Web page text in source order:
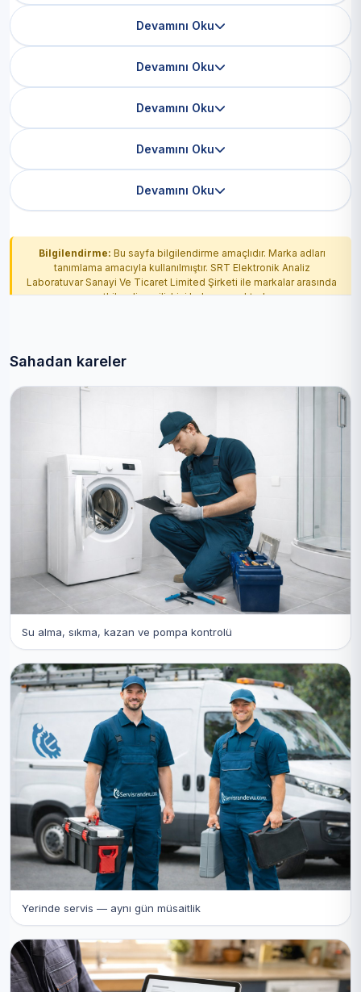
Devamını Oku
Devamını Oku
Devamını Oku
Devamını Oku
Devamını Oku
Bilgilendirme: Bu sayfa bilgilendirme amaçlıdır. Marka adları
tanımlama amacıyla kullanılmıştır. SRT Elektronik Analiz
Laboratuvar Sanayi Ve Ticaret Limited Şirketi ile markalar arasında
yetkilendirme ilişkisi bulunmamaktadır.
Sahadan kareler
Su alma, sıkma, kazan ve pompa kontrolü
Yerinde servis — aynı gün müsaitlik